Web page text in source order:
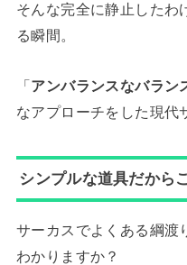
そんな完全に静止したわ
る瞬間。
「アンバランスなバラン
なアプローチをした現代
シンプルな道具だから
サーカスでよくある綱渡
わかりますか？